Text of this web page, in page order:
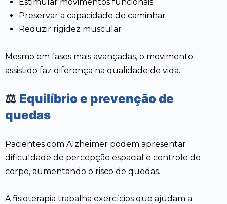
Preservar a capacidade de caminhar
Reduzir rigidez muscular
Mesmo em fases mais avançadas, o movimento
assistido faz diferença na qualidade de vida.
⚖️ Equilíbrio e prevenção de
quedas
Pacientes com Alzheimer podem apresentar
dificuldade de percepção espacial e controle do
corpo, aumentando o risco de quedas.
A fisioterapia trabalha exercícios que ajudam a: